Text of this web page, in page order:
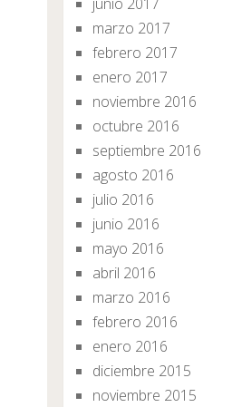
marzo 2017
febrero 2017
enero 2017
noviembre 2016
octubre 2016
septiembre 2016
agosto 2016
julio 2016
junio 2016
mayo 2016
abril 2016
marzo 2016
febrero 2016
enero 2016
diciembre 2015
noviembre 2015